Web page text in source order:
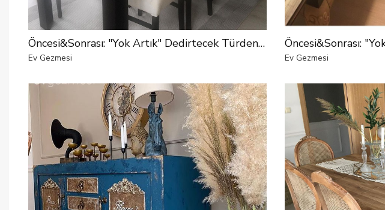
Öncesi&Sonrası: "Yok Artık" Dedirtecek Türden Bir Değişim
Ev Gezmesi Ev Gezmesi